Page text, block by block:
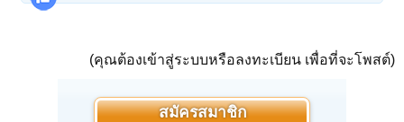
(คุณต้องเข้าสู่ระบบหรือลงทะเบียน เพื่อที่จะโพสต์)
สมัครสมาชิก